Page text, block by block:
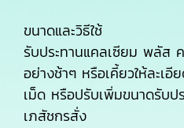
ขนาดและวิธีใช้
รับประทานแคลเซียม พลัส
อย่างช้าๆ หรือเคี้ยวให้ละเ
เม็ด หรือปรับเพิ่มขนาดรับ
เภสัชกรสั่ง